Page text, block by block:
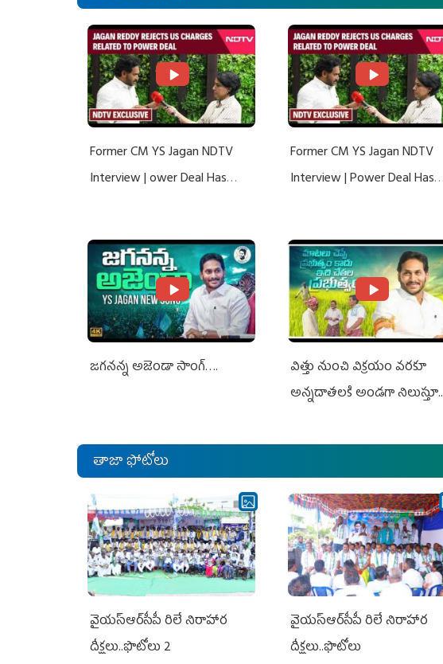
Former CM YS Jagan NDTV
Interview | ower Deal Has
Former CM YS Jagan NDTV
Interview | Power Deal Has
జగనన్న అజెండా సాంగ్….
విత్తు నుంచి విక్రయం వరకూ
అన్నదాతలకి అండగా నిలుస్తూ..
తాజా ఫోటోలు
వైయ‌స్ఆర్‌సీపీ రిలే నిరాహార
దీక్షలు..ఫొటోలు 2
వైయ‌స్ఆర్‌సీపీ రిలే నిరాహార
దీక్షలు..ఫొటోలు